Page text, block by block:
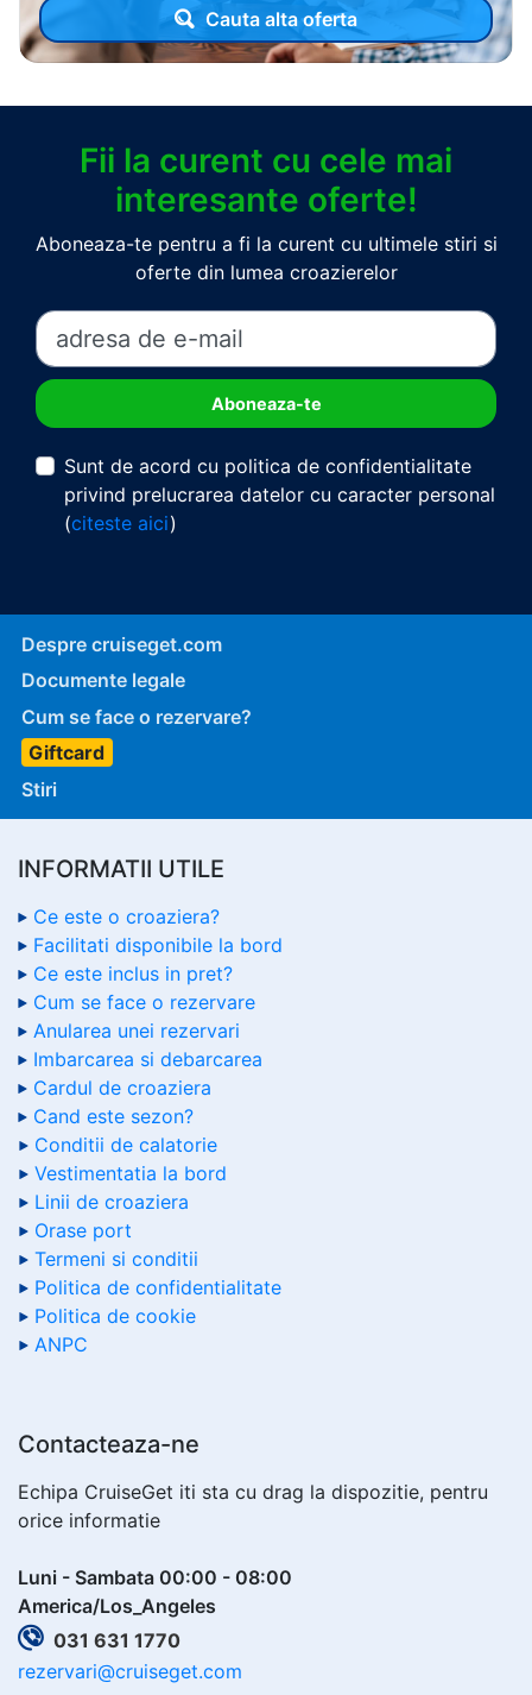
Cauta alta oferta
Fii la curent cu cele mai
interesante oferte!
Aboneaza-te pentru a fi la curent cu ultimele stiri si
oferte din lumea croazierelor
Sunt de acord cu politica de confidentialitate
privind prelucrarea datelor cu caracter personal
(citeste aici)
Despre cruiseget.com
Documente legale
Cum se face o rezervare?
Giftcard
Stiri
INFORMATII UTILE
Ce este o croaziera?
Facilitati disponibile la bord
Ce este inclus in pret?
Cum se face o rezervare
Anularea unei rezervari
Imbarcarea si debarcarea
Cardul de croaziera
Cand este sezon?
Conditii de calatorie
Vestimentatia la bord
Linii de croaziera
Orase port
Termeni si conditii
Politica de confidentialitate
Politica de cookie
ANPC
Contacteaza-ne
Echipa CruiseGet iti sta cu drag la dispozitie, pentru
orice informatie
Luni - Sambata 00:00 - 08:00
America/Los_Angeles
031 631 1770
rezervari@cruiseget.com